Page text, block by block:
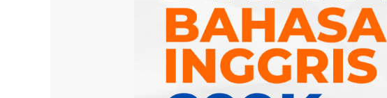
Timur
Terbaik
Beserta